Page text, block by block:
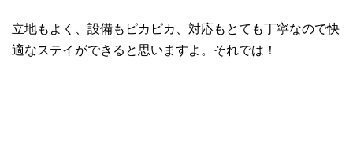
立地もよく、設備もピカピカ、対応もとても丁寧なので快
適なステイができると思いますよ。それでは！